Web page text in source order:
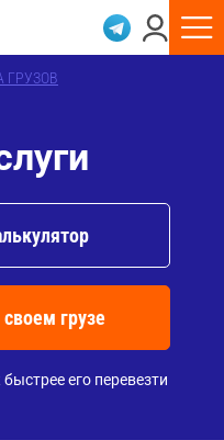
ГРУЗОВ
грузе
его перевезти